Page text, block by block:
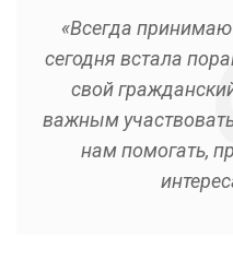
«Всегда
сегодня встала
свой
важным
нам помогать,